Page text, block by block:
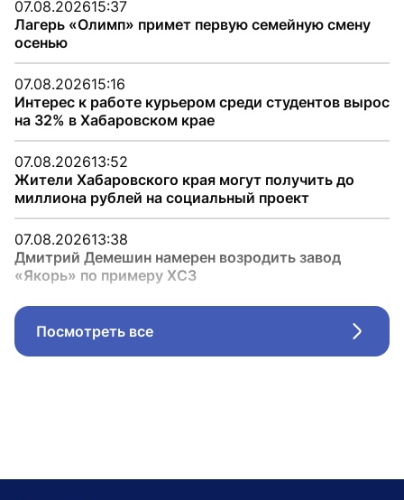
07.08.202615:37
Лагерь «Олимп» примет первую семейную смену
осенью
07.08.202615:16
Интерес к работе курьером среди студентов вырос
на 32% в Хабаровском крае
07.08.202613:52
Жители Хабаровского края могут получить до
миллиона рублей на социальный проект
07.08.202613:38
Дмитрий Демешин намерен возродить завод
«Якорь» по примеру ХСЗ
Посмотреть все